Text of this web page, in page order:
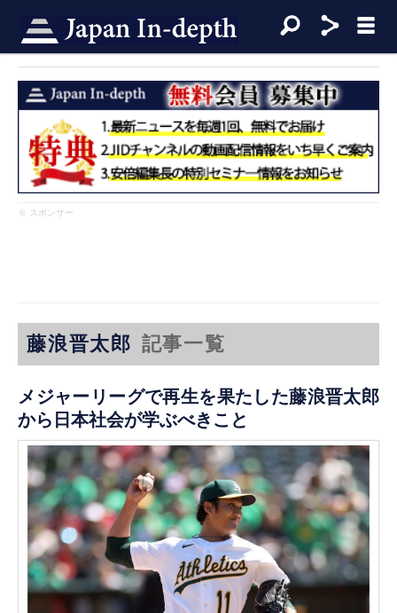
※ スポンサー
藤浪晋太郎 記事一覧
メジャーリーグで再生を果たした藤浪晋太郎
から日本社会が学ぶべきこと